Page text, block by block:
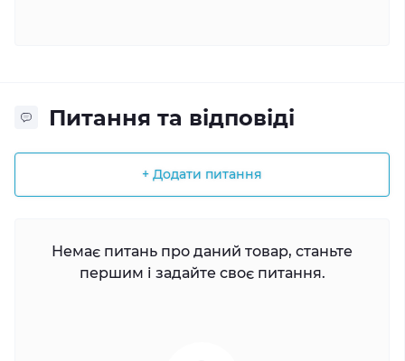
Питання та відповіді
+ Додати питання
Немає питань про даний товар, станьте
першим і задайте своє питання.